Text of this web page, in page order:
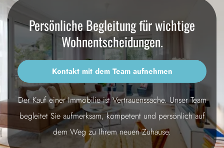
Persönliche Begleitung für wichtige
Wohnentscheidungen.
Kontakt mit dem Team aufnehmen
Der Kauf einer Immobilie ist Vertrauenssache. Unser Team
begleitet Sie aufmerksam, kompetent und persönlich auf
dem Weg zu Ihrem neuen Zuhause.